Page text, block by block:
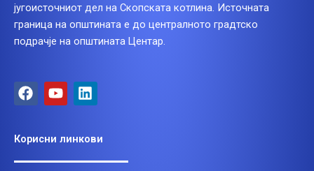
југоисточниот дел на Скопската котлина. Источната
граница на општината е до централното градтско
подрачје на општината Центар.
F
a
b
o
Y
o
u
b
L
i
e
d
Корисни линкови